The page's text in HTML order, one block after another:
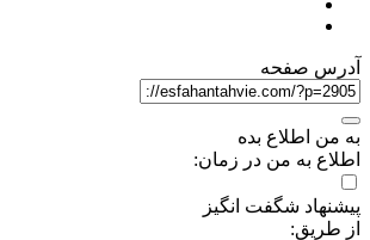
آدرس صفحه
به من اطلاع بده
اطلاع به من در زمان:
پیشنهاد شگفت انگیز
از طریق: